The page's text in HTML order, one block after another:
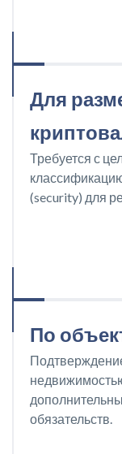
Для
Требуется с
(security) для
По
обязательств.